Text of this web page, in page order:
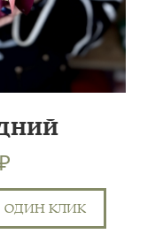
ОДИН КЛИК